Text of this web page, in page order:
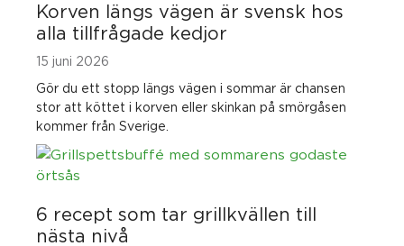
Korven längs vägen är svensk hos
alla tillfrågade kedjor
15 juni 2026
Gör du ett stopp längs vägen i sommar är chansen
stor att köttet i korven eller skinkan på smörgåsen
kommer från Sverige.
6 recept som tar grillkvällen till
nästa nivå